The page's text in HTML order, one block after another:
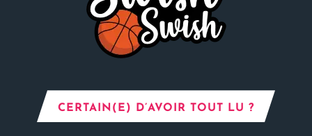
CERTAIN(E) D’AVOIR TOUT LU ?